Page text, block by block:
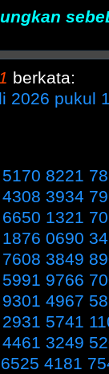
berkata:
2026 pukul
8221
3934
1321
0690
3849
9766
4967
5741
3249
4181